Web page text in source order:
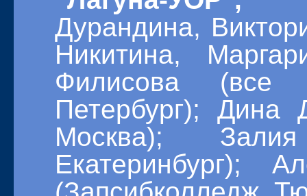
Дурандина,
Никитина,
Филисова (все
Петербург); Дина
Москва);
Екатеринбург);